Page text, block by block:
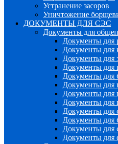
Устранение засоров
Уничтожение
ДОКУМЕНТЫ ДЛЯ СЭС
Документы для
Документы для
Документы для
Документы для
Документы для
Документы для
Документы для
Документы для
Документы для
Документы для
Документы для
Документы для
Документы для